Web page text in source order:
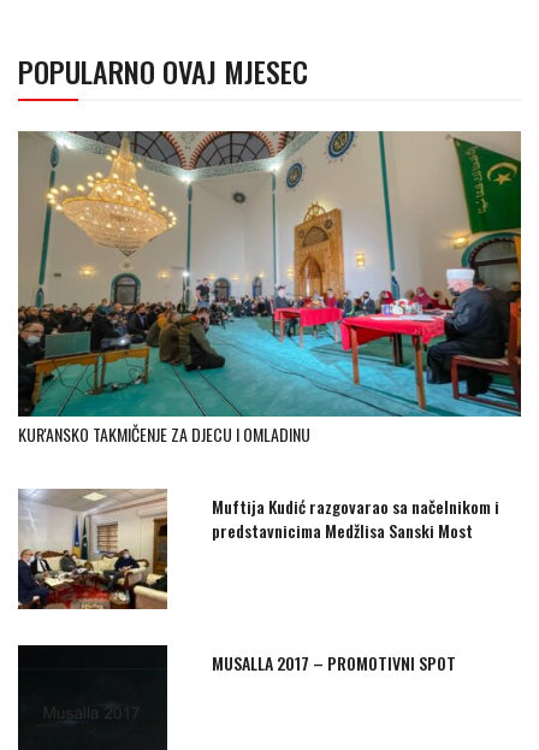
POPULARNO OVAJ MJESEC
KUR'ANSKO TAKMIČENJE ZA DJECU I OMLADINU
Muftija Kudić razgovarao sa načelnikom i
predstavnicima Medžlisa Sanski Most
MUSALLA 2017 – PROMOTIVNI SPOT